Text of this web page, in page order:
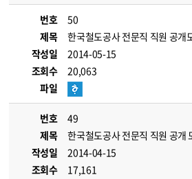
번호
50
제목
한국철도공사 전문직 직원 공개
작성일
2014-05-15
조회수
20,063
파일
번호
49
제목
한국철도공사 전문직 직원 공개
작성일
2014-04-15
조회수
17,161